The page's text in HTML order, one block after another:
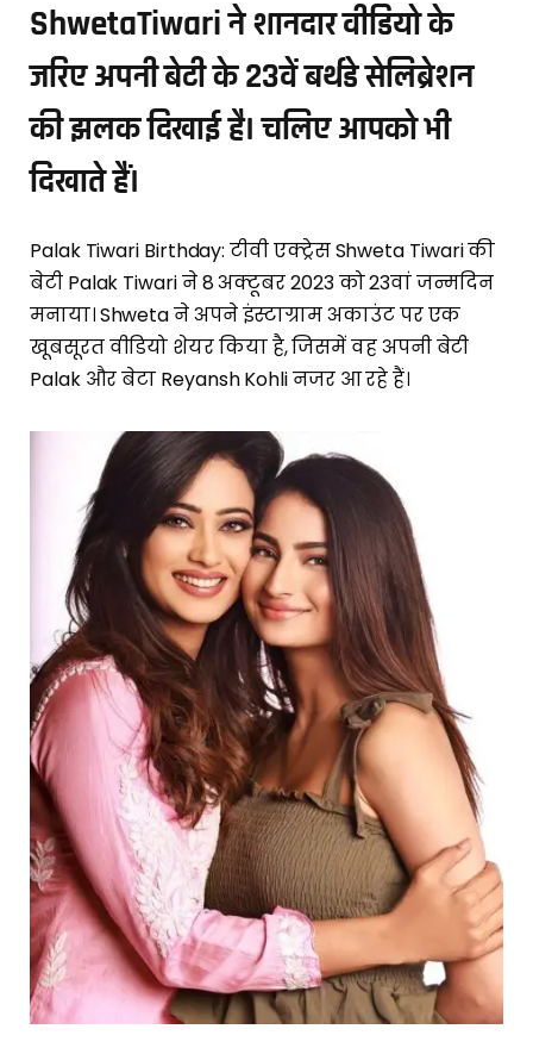
ShwetaTiwari ने शानदार वीडियो के
जरिए अपनी बेटी के 23वें बर्थडे सेलिब्रेशन
की झलक दिखाई है। चलिए आपको भी
दिखाते हैं।
Palak Tiwari Birthday: टीवी एक्ट्रेस Shweta Tiwari की
बेटी Palak Tiwari ने 8 अक्टूबर 2023 को 23वां जन्मदिन
मनाया। Shweta ने अपने इंस्टाग्राम अकाउंट पर एक
खूबसूरत वीडियो शेयर किया है, जिसमें वह अपनी बेटी
Palak और बेटा Reyansh Kohli नजर आ रहे हैं।